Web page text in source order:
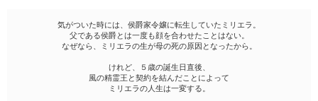
気がついた時には、侯爵家令嬢に転生していたミリエラ。
父である侯爵とは一度も顔を合わせたことはない。
なぜなら、ミリエラの生が母の死の原因となったから。
けれど、５歳の誕生日直後、
風の精霊王と契約を結んだことによって
ミリエラの人生は一変する。